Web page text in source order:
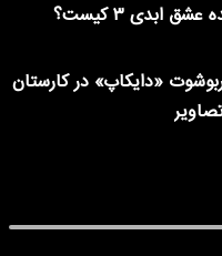
ابدی ۳ کیست؟
«دایکاپ» در کارستان